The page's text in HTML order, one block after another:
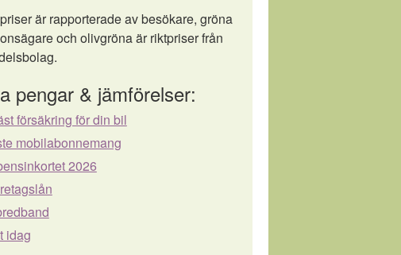
är rapporterade av besökare, gröna
och olivgröna är riktpriser från
pengar & jämförelser:
försäkring för din bil
mobilabonnemang
2026
idag